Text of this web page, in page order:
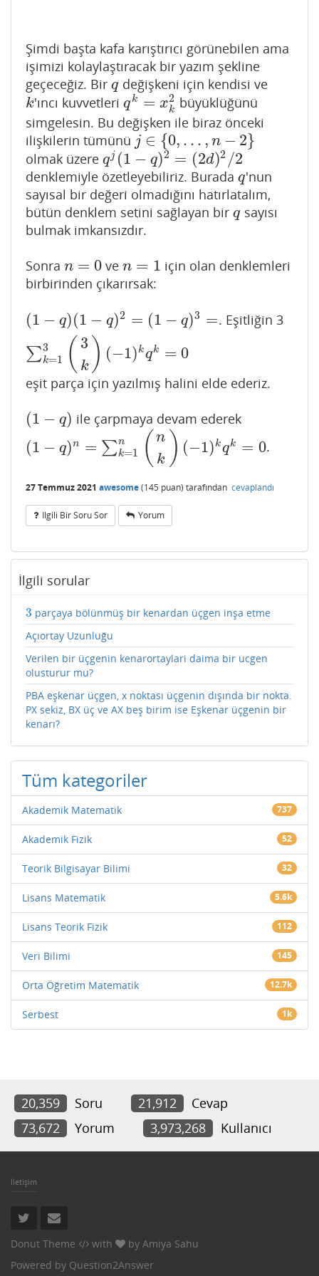
Şimdi başta kafa karıştırıcı görünebilen ama
işimizi kolaylaştıracak bir yazım şekline
geçeceğiz. Bir q
qdeğişkeni için kendisi ve
k
k'ıncı kuvvetleriqk = x2
k
qk =xk 2
büyüklüğünü
simgelesin. Bu değişken ile biraz önceki
ilişkilerin tümünü j ∈ {0, … , n − 2}
j∈{ 0,…,n−2}
olmak üzere qj (1 − q)2 = (2d)2 /2
qj( 1− q)2 =(2d)2 2
denklemiyle özetleyebiliriz. Burada q
q'nun
sayısal bir değeri olmadığını hatırlatalım,
bütün denklem setini sağlayan bir q
qsayısı
bulmak imkansızdır.
Sonra n = 0
n=0 ven = 1
n=1
için olan denklemleri
birbirinden çıkarırsak:
(1 − q)(1 − q)2 = (1 − q)3 =
∑3
k=1 ( 3
k ) (−1)kqk = 0
(1− q) 1−q)2 =( 1−q) 3=∑k= 13 3k)( −1)k qk=0
. Eşitliğin 3
eşit parça için yazılmış halini elde ederiz.
(1 − q)
(1− q) ile çarpmaya devam ederek
(1 − q)n = ∑n
k=1 ( n
k ) (−1)kqk = 0
(1− q) n=∑k =1 n( nk) − ) =0 .
27 Temmuz 2021 awesome(145 puan) tarafından cevaplandı
Ilgili Bir Soru Sor Yorum
İlgili sorular
3
3 parçaya bölünmüş bir kenardan üçgen inşa etme
Açıortay Uzunluğu
Verilen bir üçgenin kenarortaylari daima bir ucgen
olusturur mu?
PBA eşkenar üçgen, x noktası üçgenin dışında bir nokta.
PX sekiz, BX üç ve AX beş birim ise Eşkenar üçgenin bir
kenarı?
Tüm kategoriler
Akademik Matematik 737
Akademik Fizik 52
Teorik Bilgisayar Bilimi 32
Lisans Matematik 5.6k
Lisans Teorik Fizik 112
Veri Bilimi 145
Orta Öğretim Matematik 12.7k
Serbest 1k
20,359 Soru 21,912
Cevap
73,672
Yorum 3,973,268 Kullanıcı
İletişim
Donut Theme with by Amiya Sahu
Powered by Question2Answer